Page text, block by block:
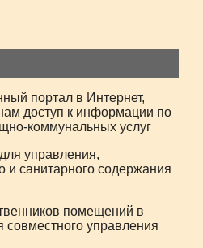
портал в Интернет,
доступ к информации по
коммунальных услуг
управления,
и санитарного содержания
помещений в
управления